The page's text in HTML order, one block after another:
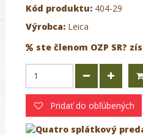
Kód produktu: 404-29
Výrobca: Leica
ste členom OZP SR?
Pridať do obľúbených